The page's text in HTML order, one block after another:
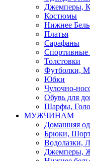
Джемперы,
Костюмы
Нижнее
Платья
Сарафаны
Толстовки
Футболки,
Юбки
Чулочно-
Обувь для
Шарфы,
МУЖЧИНАМ
Домашняя
Брюки,
Водолазки,
Джемперы,